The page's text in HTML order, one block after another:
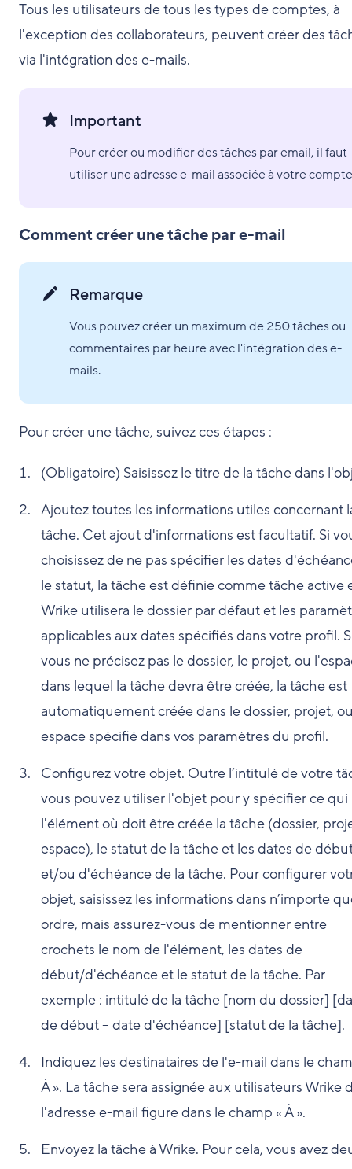
Tous les utilisateurs de tous les types de comptes, à
l'exception des collaborateurs, peuvent créer des
via l'intégration des e-mails.
Important
Pour créer ou modifier des tâches par email, il faut
utiliser une adresse e-mail associée à votre
Comment créer une tâche par e-mail
Remarque
Vous pouvez créer un maximum de 250 tâches ou
commentaires par heure avec l'intégration des e-
mails.
Pour créer une tâche, suivez ces étapes :
(Obligatoire) Saisissez le titre de la tâche dans
Ajoutez toutes les informations utiles concernant
tâche. Cet ajout d'informations est facultatif. Si
choisissez de ne pas spécifier les dates
le statut, la tâche est définie comme tâche active
Wrike utilisera le dossier par défaut et les
applicables aux dates spécifiés dans votre profil.
vous ne précisez pas le dossier, le projet, ou
dans lequel la tâche devra être créée, la tâche est
automatiquement créée dans le dossier, projet,
espace spécifié dans vos paramètres du profil.
Configurez votre objet. Outre l’intitulé de votre
vous pouvez utiliser l'objet pour y spécifier ce qui
l'élément où doit être créée la tâche (dossier,
espace), le statut de la tâche et les dates de
et/ou d'échéance de la tâche. Pour configurer
objet, saisissez les informations dans n’importe
ordre, mais assurez-vous de mentionner entre
crochets le nom de l'élément, les dates de
début/d'échéance et le statut de la tâche. Par
exemple : intitulé de la tâche [nom du dossier]
de début – date d'échéance] [statut de la tâche].
Indiquez les destinataires de l'e-mail dans le
À ». La tâche sera assignée aux utilisateurs Wrike
l'adresse e-mail figure dans le champ « À ».
Envoyez la tâche à Wrike. Pour cela, vous avez